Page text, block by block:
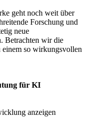
geht noch weit über
Forschung und
neue
Betrachten wir die
einem so wirkungsvollen
für KI
anzeigen